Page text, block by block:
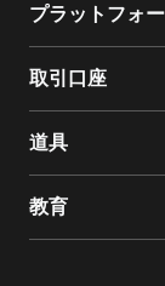
プラットフォ
取引口座
道具
教育